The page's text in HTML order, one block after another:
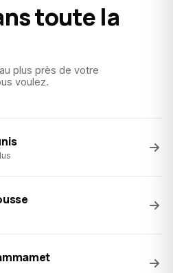
toute la
plus près de votre
voulez.